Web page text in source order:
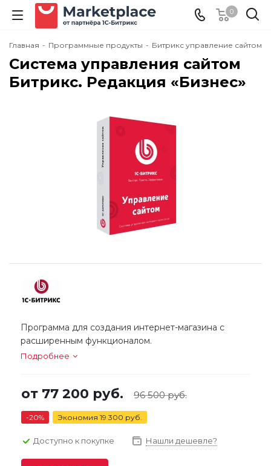
0
Главная - Программные продукты - Битрикс управление сайтом
Система управления сайтом
Битрикс. Редакция «Бизнес»
Программа для создания интернет-магазина с
расширенным функционалом.
Подробнее
от 77 200 руб. 96 500 руб.
-20% Экономия 19 300 руб.
Доступно к покупке Нашли дешевле?